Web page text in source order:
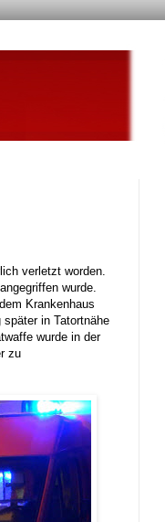
verletzt worden.
wurde.
Krankenhaus
in Tatortnähe
wurde in der
zu